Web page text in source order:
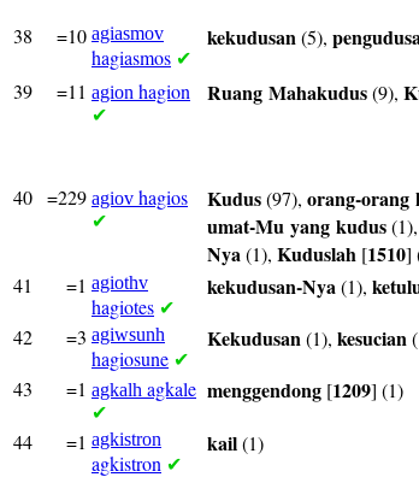
38
=10 agiasmov
hagiasmos ✔
kekudusan(5),
39
=11 agion hagion
✔
Ruang Mahakudus(9),
40 =229 agiov hagios
✔
Kudus(97), orang-orang
umat-Mu yang kudus(1),
Nya(1), Kuduslah [1510]
41
=1 agiothv
hagiotes ✔
kekudusan-Nya(1),
42 =3 agiwsunh
hagiosune ✔
Kekudusan(1), kesucian
43 =1 agkalh agkale
✔
menggendong [1209] (1)
44 =1 agkistron
agkistron ✔
kail(1)